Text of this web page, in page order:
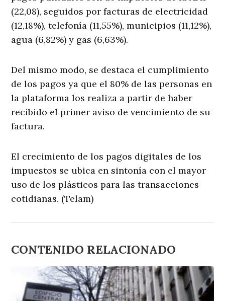
(22,08), seguidos por facturas de electricidad
(12,18%), telefonía (11,55%), municipios (11,12%),
agua (6,82%) y gas (6,63%).
Del mismo modo, se destaca el cumplimiento
de los pagos ya que el 80% de las personas en
la plataforma los realiza a partir de haber
recibido el primer aviso de vencimiento de su
factura.
El crecimiento de los pagos digitales de los
impuestos se ubica en sintonía con el mayor
uso de los plásticos para las transacciones
cotidianas. (Telam)
CONTENIDO RELACIONADO